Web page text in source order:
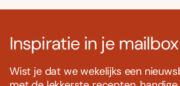
Inspiratie in je mailbox
Wist je dat we wekelijks een